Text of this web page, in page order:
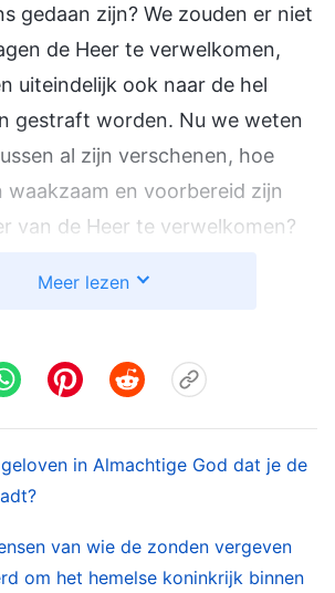
gedaan zijn? We zouden er niet
de Heer te verwelkomen,
uiteindelijk ook naar de hel
gestraft worden. Nu we weten
al zijn verschenen, hoe
waakzaam en voorbereid zijn
van de Heer te verwelkomen?
Ten eerste moeten
kan uitdrukken. Als we dit
zien, zal het gemakkelijk voor
Dit komt omdat
en valse profeten de waarheid
verschillende kwade geesten
degenen zonder de waarheid
Meer lezen
in Almachtige God dat je de
van wie de zonden vergeven
om het hemelse koninkrijk binnen